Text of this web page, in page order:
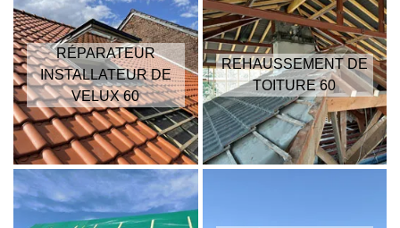
RÉPARATEUR
INSTALLATEUR DE
VELUX 60
REHAUSSEMENT DE
TOITURE 60